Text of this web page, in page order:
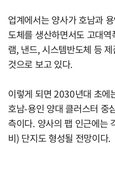
업계에서는 양사가 호남과
도체를 생산하면서도 고대
램, 낸드, 시스템반도체 등
것으로 보고 있다.
이렇게 되면 2030년대 초에
호남-용인 양대 클러스터 중
측이다. 양사의 팹 인근에는
비) 단지도 형성될 전망이다.